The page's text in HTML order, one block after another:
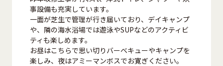
事設備も充実しています。
一面が芝生で管理が行き届いており、デイキャンプ
や、隣の海水浴場では遊泳やSUPなどのアクティビ
ティも楽しめます。
お昼はこちらで思い切りバーベキューやキャンプを
楽しみ、夜はアミーマンボスでお寛ぎください。